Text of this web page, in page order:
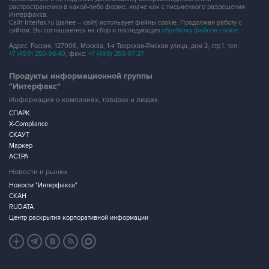
распространению в какой-либо форме, иначе как с письменного разрешения
Интерфакса.
Сайт Interfax.ru (далее – сайт) использует файлы cookie. Продолжая работу с
сайтом, Вы соглашаетесь на сбор и последующую обработку файлов cookie.
Адрес: Россия, 127006, Москва, 1-я Тверская-Ямская улица, дом 2, стр.1, тел.:
+7 (499) 250-98-40, факс: +7 (499) 250-97-27
Продукты информационной группы
"Интерфакс"
Информация о компаниях, товарах и людях
СПАРК
X-Compliance
СКАУТ
Маркер
АСТРА
Новости и рынки
Новости "Интерфакса"
СКАН
RUDATA
Центр раскрытия корпоративной информации